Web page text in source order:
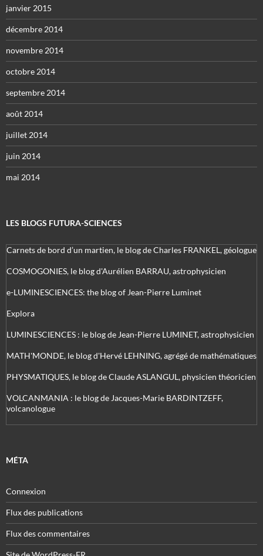
janvier 2015
décembre 2014
novembre 2014
octobre 2014
septembre 2014
août 2014
juillet 2014
juin 2014
mai 2014
LES BLOGS FUTURA-SCIENCES
Carnets de bord d’un martien, le blog de Charles FRANKEL, géologue
COSMOGONIES, le blog d'Aurélien BARRAU, astrophysicien
e-LUMINESCIENCES: the blog of Jean-Pierre Luminet
Explora
LUMINESCIENCES : le blog de Jean-Pierre LUMINET, astrophysicien
MATH'MONDE, le blog d'Hervé LEHNING, agrégé de mathématiques
PHYSMATIQUES, le blog de Claude ASLANGUL, physicien théoricien
VOLCANMANIA : le blog de Jacques-Marie BARDINTZEFF,
volcanologue
MÉTA
Connexion
Flux des publications
Flux des commentaires